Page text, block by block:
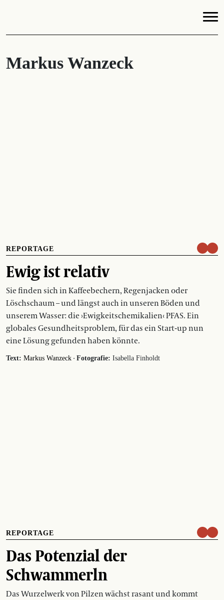
Markus Wanzeck
REPORTAGE
Ewig ist relativ
Sie finden sich in Kaffeebechern, Regenjacken oder
Löschschaum – und längst auch in unseren Böden und
unserem Wasser: die ›Ewigkeitschemikalien‹ PFAS. Ein
globales Gesundheitsproblem, für das ein Start-up nun
eine Lösung gefunden haben könnte.
Text: Markus Wanzeck · Fotografie: Isabella Finholdt
REPORTAGE
Das Potenzial der
Schwammerln
Das Wurzelwerk von Pilzen wächst rasant und kommt